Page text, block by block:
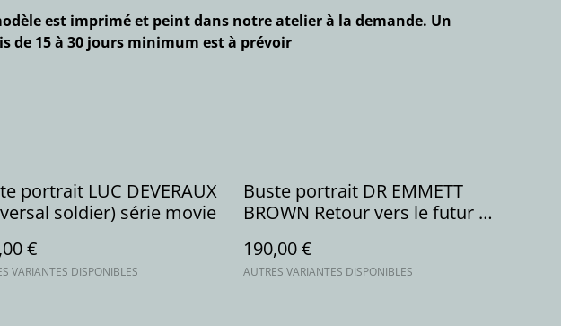
est imprimé et peint dans notre atelier à la demande. Un
de 15 à 30 jours minimum est à prévoir
portrait LUC DEVERAUX
soldier) série movie
€
VARIANTES DISPONIBLES
Buste portrait DR EMMETT
BROWN Retour vers le futur II
190,00 €
AUTRES VARIANTES DISPONIBLES